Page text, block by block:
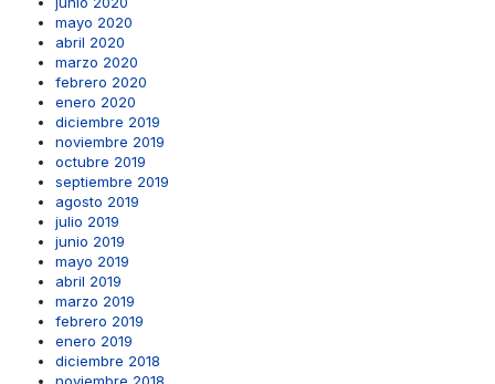
mayo 2020
abril 2020
marzo 2020
febrero 2020
enero 2020
diciembre 2019
noviembre 2019
octubre 2019
septiembre 2019
agosto 2019
julio 2019
junio 2019
mayo 2019
abril 2019
marzo 2019
febrero 2019
enero 2019
diciembre 2018